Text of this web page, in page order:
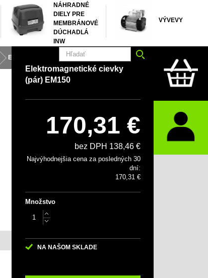
NÁHRADNÉ
DIELY PRE
MEMBRÁNOVÉ
DÚCHADLÁ
INW
VÝVEVY
Elektromagnetické cievky (pár) EM150
Elektromagnetické cievky
(pár) EM150
170,31 €
bez DPH 138,46 €
Najvýhodnejšia cena za posledných 30
dní:
170,31 €
Množstvo
NA NAŠOM SKLADE